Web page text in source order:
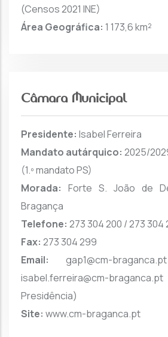
(Censos 2021 INE)
Área Geográfica: 1 173,6 km²
Câmara Municipal
Presidente: Isabel Ferreira
Mandato autárquico: 2025/
(1.º mandato PS)
Morada: Forte S. João de
Bragança
Telefone: 273 304 200 / 273 304
Fax: 273 304 299
Email: gap1@cm-
isabel.ferreira@cm-
Presidência)
Site: www.cm-braganca.pt